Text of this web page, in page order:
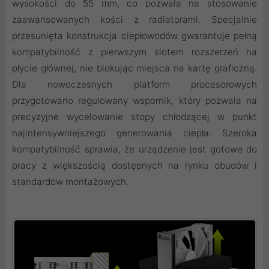
wysokości do 55 mm, co pozwala na stosowanie
zaawansowanych kości z radiatorami. Specjalnie
przesunięta konstrukcja ciepłowodów gwarantuje pełną
kompatybilność z pierwszym slotem rozszerzeń na
płycie głównej, nie blokując miejsca na kartę graficzną.
Dla nowoczesnych platform procesorowych
przygotowano regulowany wspornik, który pozwala na
precyzyjne wycelowanie stopy chłodzącej w punkt
najintensywniejszego generowania ciepła. Szeroka
kompatybilność sprawia, że urządzenie jest gotowe do
pracy z większością dostępnych na rynku obudów i
standardów montażowych.